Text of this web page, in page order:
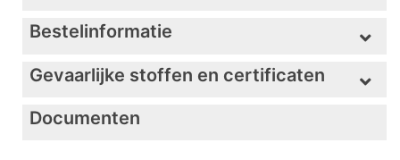
Bestelinformatie
Gevaarlijke stoffen en certificaten
Documenten